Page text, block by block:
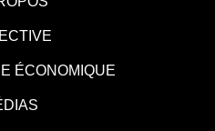
ÉCONOMIQUE